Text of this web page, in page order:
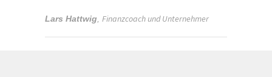
Lars Hattwig, Finanzcoach und Unternehmer